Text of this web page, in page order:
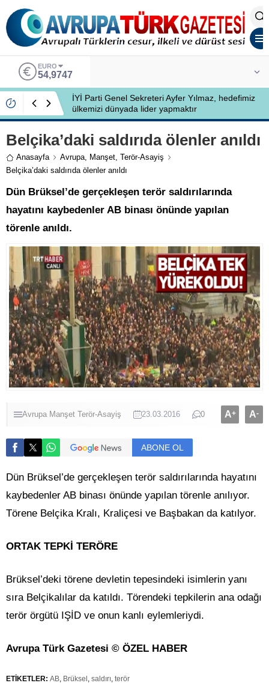
EURO
54,9747
İYİ Parti Genel Sekreteri Ayfer Yılmaz, hedefimiz
ülkemizi dünyada lider yapmaktır
Belçika’daki saldırıda ölenler anıldı
Anasayfa Avrupa, Manşet, Terör-Asayiş
Belçika’daki saldırıda ölenler anıldı
Dün Brüksel’de gerçekleşen terör saldırılarında
hayatını kaybedenler AB binası önünde yapılan
törenle anıldı.
Avrupa Manşet Terör-Asayiş 23.03.2016 0 A+ A-
ABONE OL
Dün Brüksel’de gerçekleşen terör saldırılarında hayatını
kaybedenler AB binası önünde yapılan törenle anılıyor.
Törene Belçika Kralı, Kraliçesi ve Başbakan da katılyor.
ORTAK TEPKİ TERÖRE
Brüksel’deki törene devletin tepesindeki isimlerin yanı
sıra Belçikalılar da katıldı. Törendeki tepkilerin ana odağı
terör örgütü IŞİD ve onun kanlı eylemleriydi.
Avrupa Türk Gazetesi © ÖZEL HABER
ETİKETLER: AB, Brüksel , saldırı, terör